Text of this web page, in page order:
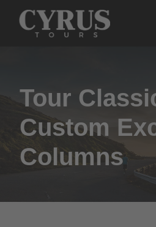
Tour
Custom
Columns